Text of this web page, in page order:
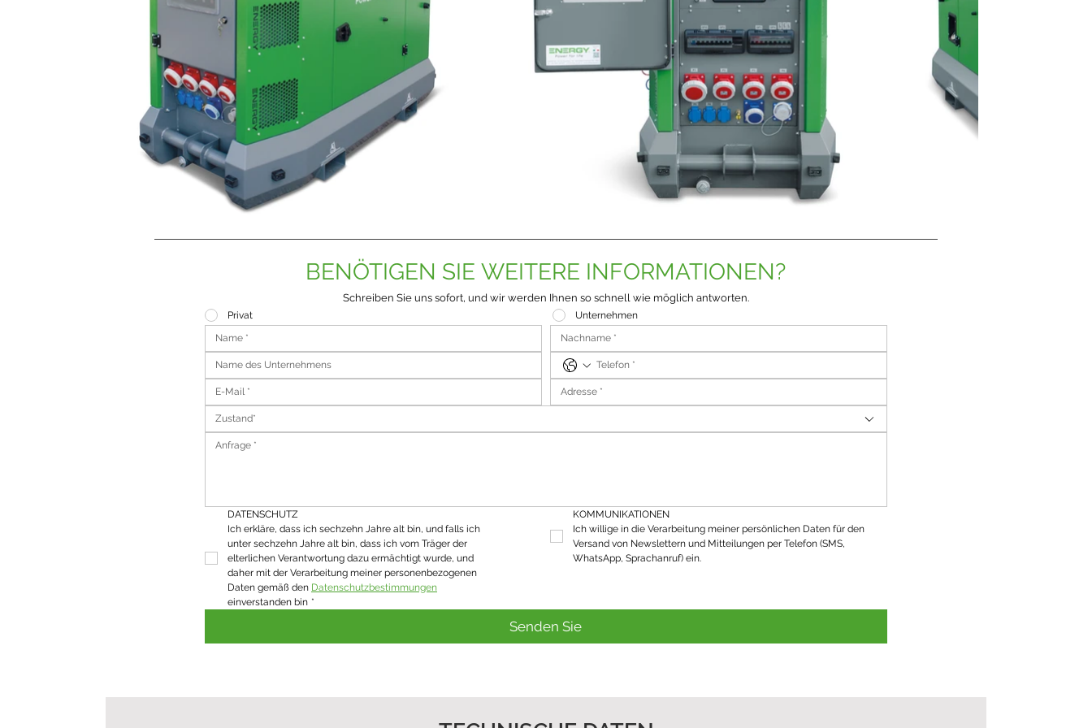
BENÖTIGEN SIE WEITERE INFORMATIONEN?
Schreiben Sie uns sofort, und wir werden Ihnen so schnell wie möglich antworten.
Privat Unternehmen
Zustand*
DATENSCHUTZ
Ich erkläre, dass ich sechzehn Jahre alt bin, und falls ich
unter sechzehn Jahre alt bin, dass ich vom Träger der
elterlichen Verantwortung dazu ermächtigt wurde, und
daher mit der Verarbeitung meiner personenbezogenen
Daten gemäß den Datenschutzbestimmungen
einverstanden bin *
KOMMUNIKATIONEN
Ich willige in die Verarbeitung meiner persönlichen Daten für den
Versand von Newslettern und Mitteilungen per Telefon (SMS,
WhatsApp, Sprachanruf) ein.
Senden Sie